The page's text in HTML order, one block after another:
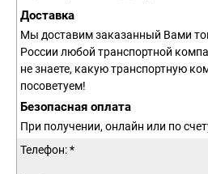
Доставка
Мы доставим заказанный Вами
России любой транспортной
не знаете, какую транспортную
посоветуем!
Безопасная оплата
При получении, онлайн или по
Телефон: *